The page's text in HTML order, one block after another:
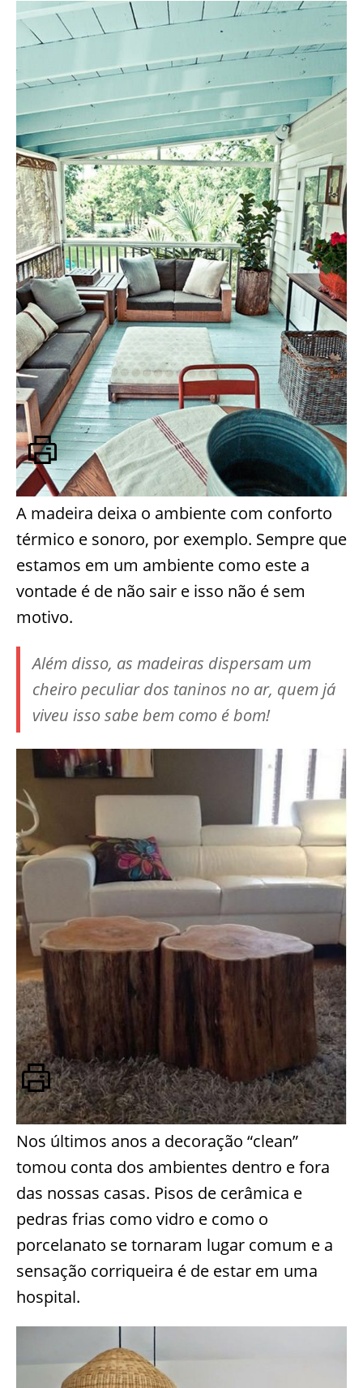
A madeira deixa o ambiente com conforto
térmico e sonoro, por exemplo. Sempre que
estamos em um ambiente como este a
vontade é de não sair e isso não é sem
motivo.
Além disso, as madeiras dispersam um
cheiro peculiar dos taninos no ar, quem já
viveu isso sabe bem como é bom!
Nos últimos anos a decoração “clean”
tomou conta dos ambientes dentro e fora
das nossas casas. Pisos de cerâmica e
pedras frias como vidro e como o
porcelanato se tornaram lugar comum e a
sensação corriqueira é de estar em uma
hospital.